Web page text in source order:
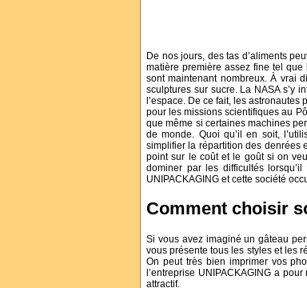
De nos jours, des tas d’aliments
matière première assez fine tel
sont maintenant nombreux. À vrai
sculptures sur sucre. La NASA s’y
l’espace. De ce fait, les astronautes
pour les missions scientifiques au
que même si certaines machines
de monde. Quoi qu’il en soit,
simplifier la répartition des denrées
point sur le coût et le goût si on
dominer par les difficultés
UNIPACKAGING et cette société
Comment choisir
Si vous avez imaginé un gâteau
vous présente tous les styles et les
On peut très bien imprimer vos
l’entreprise UNIPACKAGING a
attractif.